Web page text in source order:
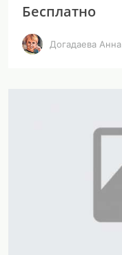
Бесплатно
Догадаева